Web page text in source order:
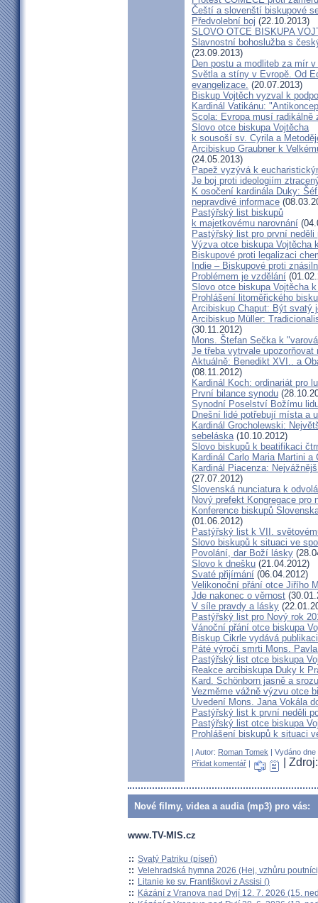
Čeští a slovenští biskupové
Předvolební boj (22.10.2013)
SLOVO OTCE BISKUPA
Slavnostní bohoslužba s
(23.09.2013)
Den postu a modliteb za mír
Světla a stíny v Evropě. Od
evangelizace. (20.07.2013)
Biskup Vojtěch vyzval k
Kardinál Vatikánu:
Scola: Evropa musí
Slovo otce biskupa Vojtěcha
k sousoší sv. Cyrila a
Arcibiskup Graubner k
(24.05.2013)
Papež vyzývá k
Je boj proti ideologiím
K osočení kardinála Duky:
nepravdivé informace
Pastýřský list biskupů
k majetkovému narovnání
Pastýřský list pro první neděli
Výzva otce biskupa Vojtěcha
Biskupové proti legalizaci
Indie – Biskupové proti
Problémem je vzdělání
Slovo otce biskupa Vojtěcha
Prohlášení litoměřického
Arcibiskup Chaput: Být svatý
Arcibiskup Müller:
(30.11.2012)
Mons. Štefan Sečka k
Je třeba vytrvale
Aktuálně: Benedikt XVI.. a
(08.11.2012)
Kardinál Koch: ordinariát pro
První bilance synodu
Synodní Poselství Božímu
Dnešní lidé potřebují místa a
Kardinál Grocholewski:
sebeláska(10.10.2012)
Slovo biskupů k beatifikaci
Kardinál Carlo Maria Martini
Kardinál Piacenza:
(27.07.2012)
Slovenská nunciatura k
Nový prefekt Kongregace pro
Konference biskupů
(01.06.2012)
Pastýřský list k VII.
Slovo biskupů k situaci ve
Povolání, dar Boží lásky
Slovo k dnešku (21.04.2012)
Svaté přijímání (06.04.2012)
Velikonoční přání otce Jiřího
Jde nakonec o věrnost
V síle pravdy a lásky
Pastýřský list pro Nový rok
Vánoční přání otce biskupa
Biskup Cikrle vydává
Páté výročí smrti Mons.
Pastýřský list otce biskupa
Reakce arcibiskupa Duky k
Kard. Schönborn jasně a
Vezměme vážně výzvu otce
Uvedení Mons. Jana Vokála
Pastýřský list k první neděli
Pastýřský list otce biskupa
Prohlášení biskupů k situaci
| Autor: Roman Tomek | Vydáno
Přidat komentář | |
Nové filmy, videa a audia (mp3) pro vás:
www.TV-MIS.cz
:: Svatý Patriku (píseň)
:: Velehradská hymna 2026 (Hej, vzhůru
:: Litanie ke sv. Františkovi z Assisi ()
:: Kázání z Vranova nad Dyjí 12. 7. 2026 (15.